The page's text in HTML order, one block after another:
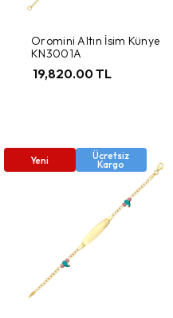
Oromini Altın İsim Künye
KN3001A
19,820.00 TL
Yeni Ücretsiz
Kargo